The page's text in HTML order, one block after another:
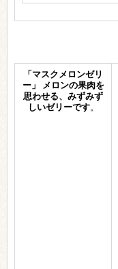
「マスクメロンゼリ
ー」
メロンの果肉を
思わせる、みずみず
しいゼリーです。